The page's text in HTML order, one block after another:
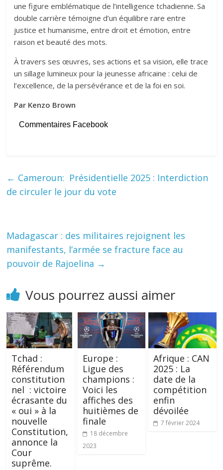
une figure emblématique de l’intelligence tchadienne. Sa
double carrière témoigne d’un équilibre rare entre
justice et humanisme, entre droit et émotion, entre
raison et beauté des mots.
À travers ses œuvres, ses actions et sa vision, elle trace
un sillage lumineux pour la jeunesse africaine : celui de
l’excellence, de la persévérance et de la foi en soi.
Par Kenzo Brown
Commentaires Facebook
← Cameroun: Présidentielle 2025 : Interdiction
de circuler le jour du vote
Madagascar : des militaires rejoignent les
manifestants, l’armée se fracture face au
pouvoir de Rajoelina →
Vous pourrez aussi aimer
Tchad :
Référendum
constitution
nel : victoire
écrasante du
« oui » à la
nouvelle
Constitution,
annonce la
Cour
suprême.
Europe :
Ligue des
champions :
Voici les
affiches des
huitièmes de
finale
18 décembre
2023
Afrique : CAN
2025 : La
date de la
compétition
enfin
dévoilée
7 février 2024